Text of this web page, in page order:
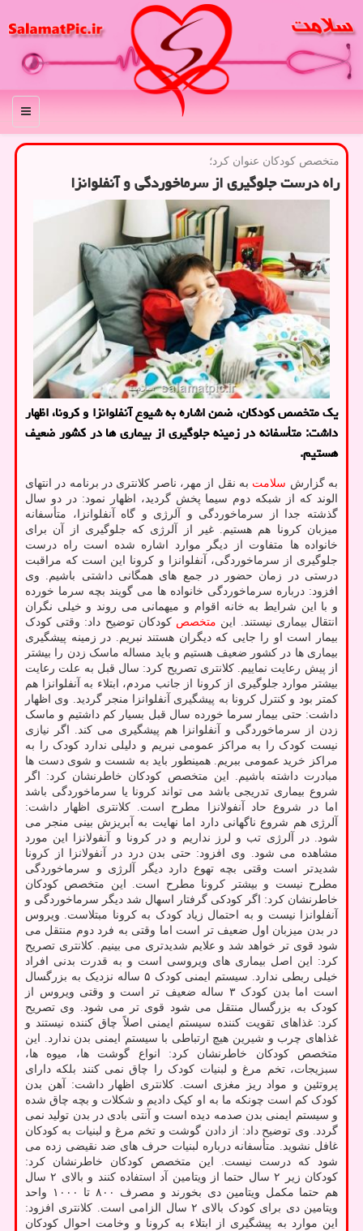
منو
متخصص كودكان عنوان كرد؛
راه درست جلوگیری از سرماخوردگی و آنفلوانزا
یک متخصص کودکان، ضمن اشاره به شیوع آنفلوانزا و کرونا، اظهار
داشت: متأسفانه در زمینه جلوگیری از بیماری ها در کشور ضعیف
هستیم.
به گزارش سلامت به نقل از مهر، ناصر کلانتری در برنامه در انتهای
الوند که از شبکه دوم سیما پخش گردید، اظهار نمود: در دو سال
گذشته جدا از سرماخوردگی و آلرژی و گاه آنفلوانزا، متأسفانه
میزبان کرونا هم هستیم. غیر از آلرژی که جلوگیری از آن برای
خانواده ها متفاوت از دیگر موارد اشاره شده است راه درست
جلوگیری از سرماخوردگی، آنفلوانزا و کرونا این است که مراقبت
درستی در زمان حضور در جمع های همگانی داشتی باشیم. وی
افزود: درباره سرماخوردگی خانواده ها می گویند بچه سرما خورده
و با این شرایط به خانه اقوام و میهمانی می روند و خیلی نگران
انتقال بیماری نیستند. این متخصص کودکان توضیح داد: وقتی کودک
بیمار است او را جایی که دیگران هستند نبریم. در زمینه پیشگیری
بیماری ها در کشور ضعیف هستیم و باید مساله ماسک زدن را بیشتر
از پیش رعایت نماییم. کلانتری تصریح کرد: سال قبل به علت رعایت
بیشتر موارد جلوگیری از کرونا از جانب مردم، ابتلاء به آنفلوانزا هم
کمتر بود و کنترل کرونا به پیشگیری آنفلوانزا منجر گردید. وی اظهار
داشت: حتی بیمار سرما خورده سال قبل بسیار کم داشتیم و ماسک
زدن از سرماخوردگی و آنفلوانزا هم پیشگیری می کند. اگر نیازی
نیست کودک را به مراکز عمومی نبریم و دلیلی ندارد کودک را به
مراکز خرید عمومی ببریم. همینطور باید به شست و شوی دست ها
مبادرت داشته باشیم. این متخصص کودکان خاطرنشان کرد: اگر
شروع بیماری تدریجی باشد می تواند کرونا یا سرماخوردگی باشد
اما در شروع حاد آنفولانزا مطرح است. کلانتری اظهار داشت:
آلرژی هم شروع ناگهانی دارد اما نهایت به آبریزش بینی منجر می
شود. در آلرژی تب و لرز نداریم و در کرونا و آنفولانزا این مورد
مشاهده می شود. وی افزود: حتی بدن درد در آنفولانزا از کرونا
شدیدتر است وقتی بچه تهوع دارد دیگر آلرژی و سرماخوردگی
مطرح نیست و بیشتر کرونا مطرح است. این متخصص کودکان
خاطرنشان کرد: اگر کودکی گرفتار اسهال شد دیگر سرماخوردگی و
آنفلوانزا نیست و به احتمال زیاد کودک به کرونا مبتلاست. ویروس
در بدن میزبان اول ضعیف تر است اما وقتی به فرد دوم منتقل می
شود قوی تر خواهد شد و علایم شدیدتری می بینیم. کلانتری تصریح
کرد: این اصل بیماری های ویروسی است و به قدرت بدنی افراد
خیلی ربطی ندارد. سیستم ایمنی کودک ۵ ساله نزدیک به بزرگسال
است اما بدن کودک ۳ ساله ضعیف تر است و وقتی ویروس از
کودک به بزرگسال منتقل می شود قوی تر می شود. وی تصریح
کرد: غذاهای تقویت کننده سیستم ایمنی اصلاً چاق کننده نیستند و
غذاهای چرب و شیرین هیچ ارتباطی با سیستم ایمنی بدن ندارد. این
متخصص کودکان خاطرنشان کرد: انواع گوشت ها، میوه ها،
سبزیجات، تخم مرغ و لبنیات کودک را چاق نمی کنند بلکه دارای
پروتئین و مواد ریز مغزی است. کلانتری اظهار داشت: آهن بدن
کودک کم است چونکه ما به او کیک دادیم و شکلات و بچه چاق شده
و سیستم ایمنی بدن صدمه دیده است و آنتی بادی در بدن تولید نمی
گردد. وی توضیح داد: از دادن گوشت و تخم مرغ و لبنیات به کودکان
غافل نشوید. متأسفانه درباره لبنیات حرف های ضد نقیضی زده می
شود که درست نیست. این متخصص کودکان خاطرنشان کرد:
کودکان زیر ۲ سال حتما از ویتامین آد استفاده کنند و بالای ۲ سال
هم حتما مکمل ویتامین دی بخورند و مصرف ۸۰۰ تا ۱۰۰۰ واحد
ویتامین دی برای کودک بالای ۲ سال الزامی است. کلانتری افزود:
این موارد به پیشگیری از ابتلاء به کرونا و وخامت احوال کودکان